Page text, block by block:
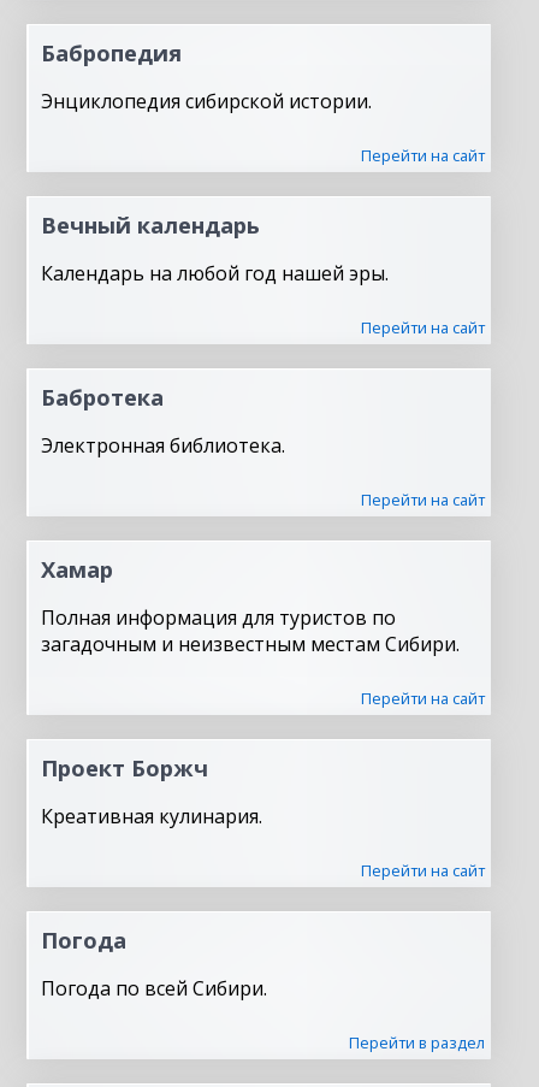
Бабропедия
Энциклопедия сибирской истории.
Перейти на сайт
Вечный календарь
Календарь на любой год нашей эры.
Перейти на сайт
Бабротека
Электронная библиотека.
Перейти на сайт
Хамар
Полная информация для туристов по
загадочным и неизвестным местам Сибири.
Перейти на сайт
Проект Боржч
Креативная кулинария.
Перейти на сайт
Погода
Погода по всей Сибири.
Перейти в раздел